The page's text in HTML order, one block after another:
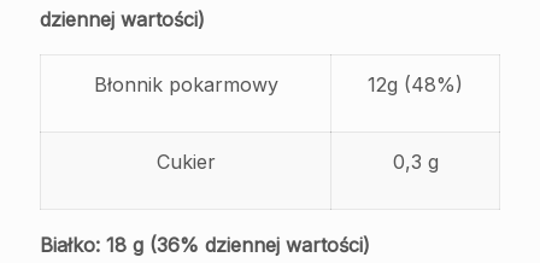
dziennej wartości)
Błonnik pokarmowy 12g (48%)
Cukier 0,3 g
Białko: 18 g (36% dziennej wartości)